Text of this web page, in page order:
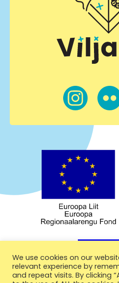
We use cookies on our
relevant experience by
and repeat visits. By clicking